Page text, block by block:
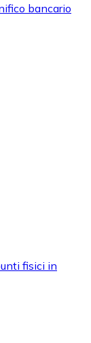
con
bancario
fisici in